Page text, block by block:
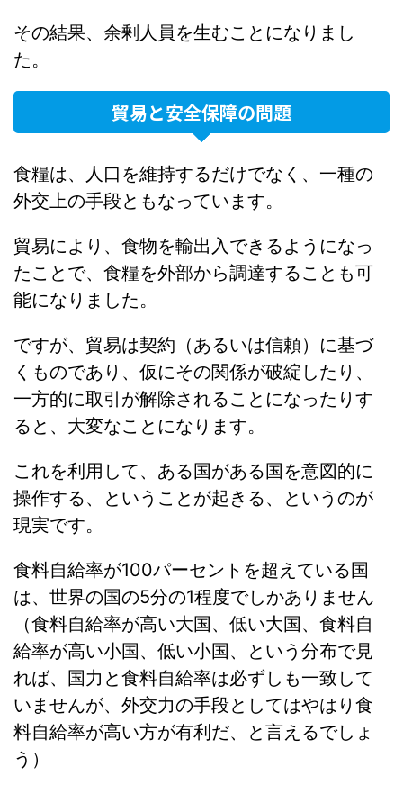
その結果、余剰人員を生むことになりまし
た。
貿易と安全保障の問題
食糧は、人口を維持するだけでなく、一種の
外交上の手段ともなっています。
貿易により、食物を輸出入できるようになっ
たことで、食糧を外部から調達することも可
能になりました。
ですが、貿易は契約（あるいは信頼）に基づ
くものであり、仮にその関係が破綻したり、
一方的に取引が解除されることになったりす
ると、大変なことになります。
これを利用して、ある国がある国を意図的に
操作する、ということが起きる、というのが
現実です。
食料自給率が100パーセントを超えている国
は、世界の国の5分の1程度でしかありません
（食料自給率が高い大国、低い大国、食料自
給率が高い小国、低い小国、という分布で見
れば、国力と食料自給率は必ずしも一致して
いませんが、外交力の手段としてはやはり食
料自給率が高い方が有利だ、と言えるでしょ
う）